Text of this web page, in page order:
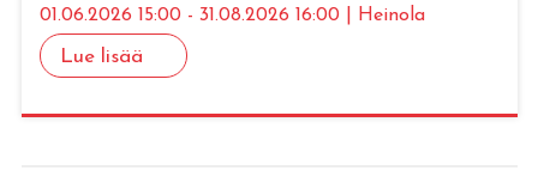
01.06.2026 15:00 - 31.08.2026 16:00 | Heinola
Lue lisää